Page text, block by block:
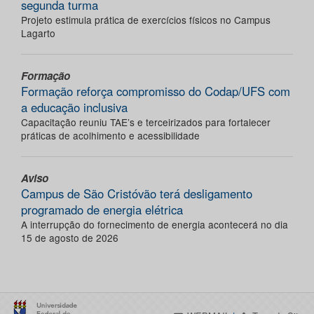
segunda turma
Projeto estimula prática de exercícios físicos no Campus
Lagarto
Formação
Formação reforça compromisso do Codap/UFS com
a educação inclusiva
Capacitação reuniu TAE’s e terceirizados para fortalecer
práticas de acolhimento e acessibilidade
Aviso
Campus de São Cristóvão terá desligamento
programado de energia elétrica
A interrupção do fornecimento de energia acontecerá no dia
15 de agosto de 2026